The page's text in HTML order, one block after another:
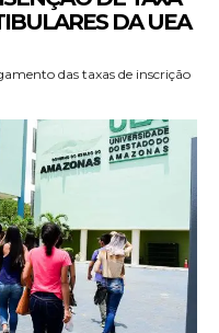
DA UEA
das taxas de inscrição